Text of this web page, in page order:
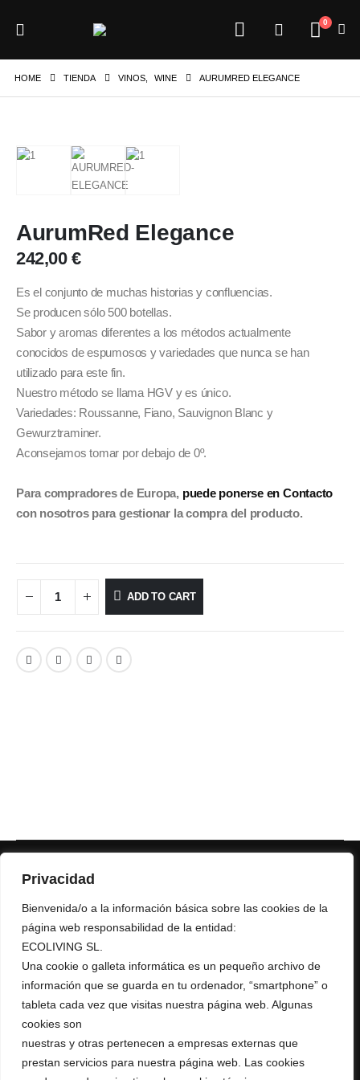
Privacidad
Bienvenida/o a la información básica sobre las cookies de la
página web responsabilidad de la entidad:
ECOLIVING SL.
Una cookie o galleta informática es un pequeño archivo de
información que se guarda en tu ordenador, “smartphone” o
tableta cada vez que visitas nuestra página web. Algunas
cookies son
nuestras y otras pertenecen a empresas externas que
prestan servicios para nuestra página web. Las cookies
0
HOME TIENDA VINOS, WINE AURUMRED ELEGANCE
AurumRed Elegance
242,00 €
Es el conjunto de muchas historias y confluencias.
Se producen sólo 500 botellas.
Sabor y aromas diferentes a los métodos actualmente
conocidos de espumosos y variedades que nunca se han
utilizado para este fin.
Nuestro método se llama HGV y es único.
Variedades: Roussanne, Fiano, Sauvignon Blanc y
Gewurztraminer.
Aconsejamos tomar por debajo de 0º.
Para compradores de Europa, puede ponerse en Contacto
con nosotros para gestionar la compra del producto.
ADD TO CART
+ 34 967 16 04 64
AURUMRED@AURUMRED.COM
Condiciones de Venta
Política de Privacidad